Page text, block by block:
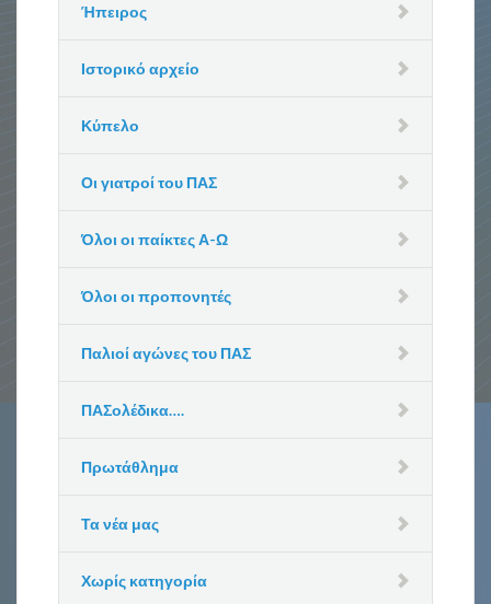
Ήπειρος
Ιστορικό αρχείο
Κύπελο
Οι γιατροί του ΠΑΣ
Όλοι οι παίκτες Α-Ω
Όλοι οι προπονητές
Παλιοί αγώνες του ΠΑΣ
ΠΑΣολέδικα….
Πρωτάθλημα
Τα νέα μας
Χωρίς κατηγορία